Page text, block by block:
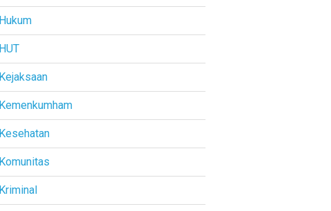
Hukum
HUT
Kejaksaan
Kemenkumham
Kesehatan
Komunitas
Kriminal